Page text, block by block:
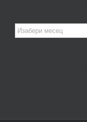
Архива
чланака